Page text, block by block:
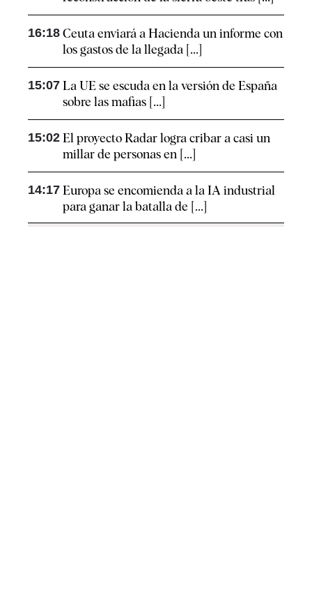
16:18 Ceuta enviará a Hacienda un informe con
los gastos de la llegada [...]
15:07 La UE se escuda en la versión de España
sobre las mafias [...]
15:02 El proyecto Radar logra cribar a casi un
millar de personas en [...]
14:17 Europa se encomienda a la IA industrial
para ganar la batalla de [...]